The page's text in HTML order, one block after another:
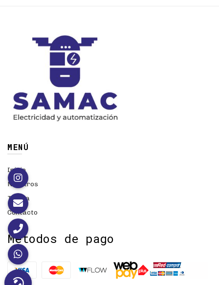
MENÚ
Inicio
Nosotros
Tienda
Contacto
Métodos de pago